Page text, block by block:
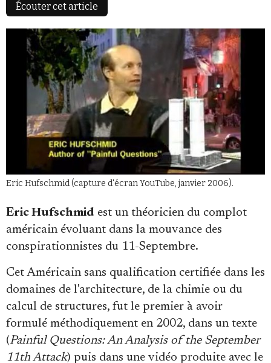
Faire un don
Demander à Vera
Se connecter
Écouter cet article
Eric Hufschmid (capture d'écran YouTube, janvier 2006).
Eric Hufschmid est un théoricien du complot
américain évoluant dans la mouvance des
conspirationnistes du 11-Septembre.
Cet Américain sans qualification certifiée dans les
domaines de l'architecture, de la chimie ou du
calcul de structures, fut le premier à avoir
formulé méthodiquement en 2002, dans un texte
(Painful Questions: An Analysis of the September
11th Attack) puis dans une vidéo produite avec le